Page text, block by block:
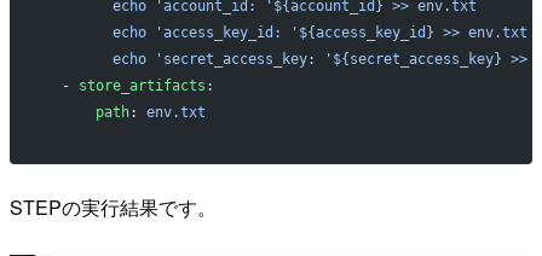
        echo 'account_id: '${account_id} >> env.txt
        echo 'access_key_id: '${access_key_id} >> env.txt
echo 'secret_access_key: '${secret_access_key} >>
  -
store_artifacts :
      path
: env.txt
STEPの実行結果です。